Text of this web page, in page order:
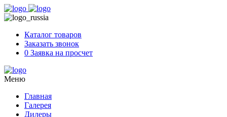
Skip
to
Каталог товаров
Заказать звонок
0 Заявка на просчет
Меню
Главная
Галерея
Дилеры